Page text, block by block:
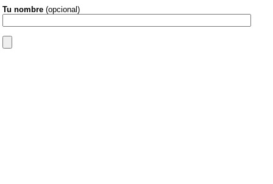
Tu nombre (opcional)